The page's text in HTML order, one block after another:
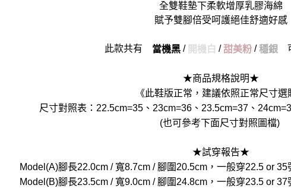
全雙鞋墊下柔軟增厚乳膠海綿
賦予雙腳倍受呵護絕佳舒適好感
此款共有 當機黑/ 開機白 /甜美粉/穩銀可
★商品規格說明★
《此鞋版正常，建議依照正常尺寸選
尺寸對照表：22.5cm=35、23cm=36、23.5cm=37、
(也可參考下面尺寸對照圖檔)
★試穿報告★
Model(A)腳長22.0cm / 寬8.7cm / 腳圍20.5cm，一般穿22.5 or
Model(B)腳長23.5cm / 寬9.0cm / 腳圍24.8cm，一般穿23.5 or